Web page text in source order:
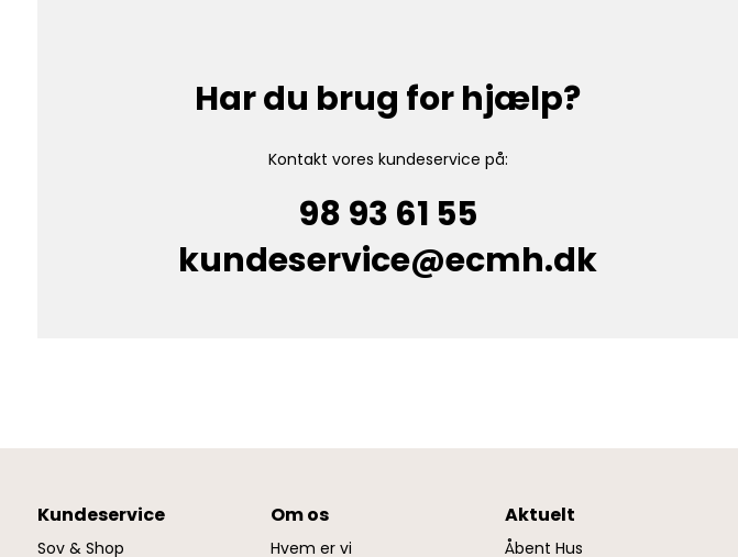
Har du brug for hjælp?
Kontakt vores kundeservice på:
98 93 61 55
kundeservice@ecmh.dk
Kundeservice
Sov & Shop
Om os
Hvem er vi
Aktuelt
Åbent Hus